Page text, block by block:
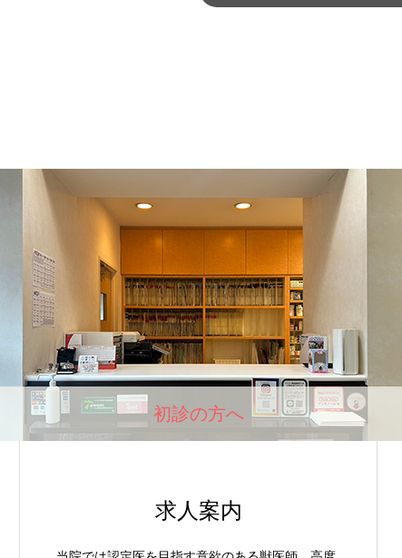
初診の方へ
求人案内